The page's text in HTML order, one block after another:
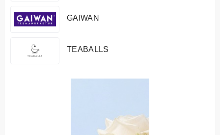
GAIWAN
TEABALLS